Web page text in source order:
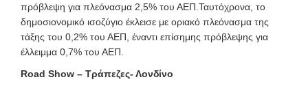
πρόβλεψη για πλεόνασμα 2,5% του ΑΕΠ.Ταυτόχρονα, το
δημοσιονομικό ισοζύγιο έκλεισε με οριακό πλεόνασμα της
τάξης του 0,2% του ΑΕΠ, έναντι επίσημης πρόβλεψης για
έλλειμμα 0,7% του ΑΕΠ.
Road Show – Τράπεζες- Λονδίνο